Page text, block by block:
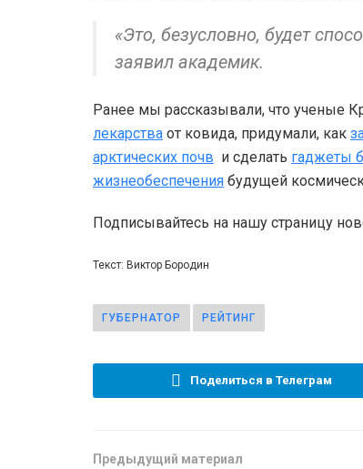
«Это, безусловно, будет
заявил академик.
Ранее мы рассказывали, что ученые
лекарства от ковида, придумали, как
арктических почв и сделать гаджеты
жизнеобеспечения будущей
Подписывайтесь на нашу страницу
Текст: Виктор Бородин
ГУБЕРНАТОР РЕЙТИНГ
Поделиться в Телеграм
Предыдущий материал